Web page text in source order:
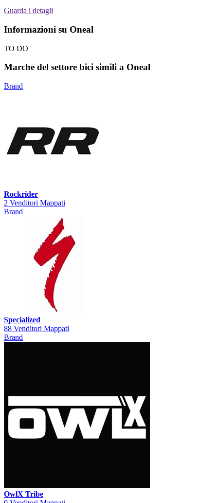
Guarda i detagli
Informazioni su Oneal
TO DO
Marche del settore bici simili a Oneal
Brand
Rockrider
2 Venditori Mappati
Brand
Specialized
88 Venditori Mappati
Brand
OwlX Tribe